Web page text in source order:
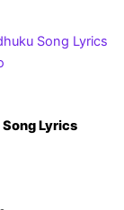
Song Lyrics
Lyrics